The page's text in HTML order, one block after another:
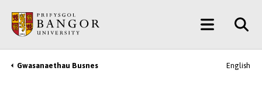
Prif
Gynnwys
Main
Menu
Breadcrumb
Gwasanaethau Busnes English